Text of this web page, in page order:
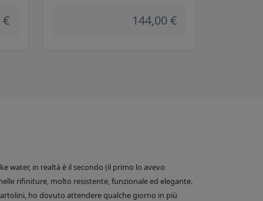
€ 144,00 €
water, in realtà è il secondo (il primo lo avevo
rifiniture, molto resistente, funzionale ed elegante.
ho dovuto attendere qualche giorno in più